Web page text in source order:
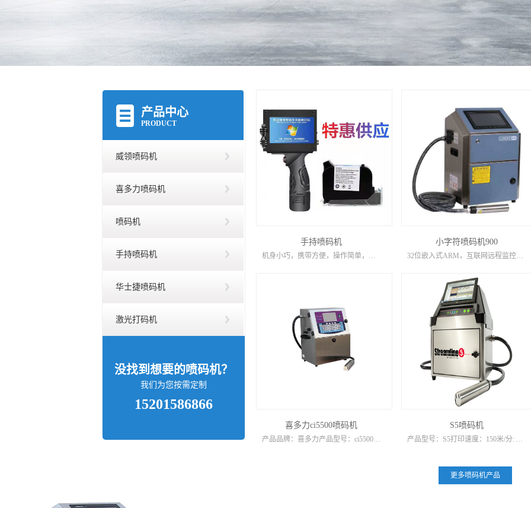
产品中心
PRODUCT
威领喷码机
喜多力喷码机
喷码机
手持喷码机
华士捷喷码机
激光打码机
没找到想要的喷码机？
我们为您按需定制
15201586866
手持喷码机
机身小巧，携带方便，操作简单，半寸、一寸，单头、双头多款可选。
小字符喷码机900
32位嵌入式ARM，互联网远程监控，升级全智能自检系统，喷头自动清洗，墨线自动检测，屏幕故障诊断显示，机器状态自动显示，工作日志记录，SD卡/USB数据信息导入，3G无线上网，WIFI四核Cortex...
喜多力ci5500喷码机
产品品牌：喜多力产品型号：ci5500喷印行数：1-5喷印字高：1.5-12mm字形点阵数：5-31点墨点大小：常规 (60μ) 大点 (75μ)PixelPlus 可变像素：是ciPrecision...
S5喷码机
产品型号：S5打印速度：150米/分: 打印高度：18mm 外型尺寸：370*270*520mm自动化程度：全自动打印适用行业：工艺品、服装、礼品包装、食品、机械、玩具等售后服务：本司提...
更多喷码机产品